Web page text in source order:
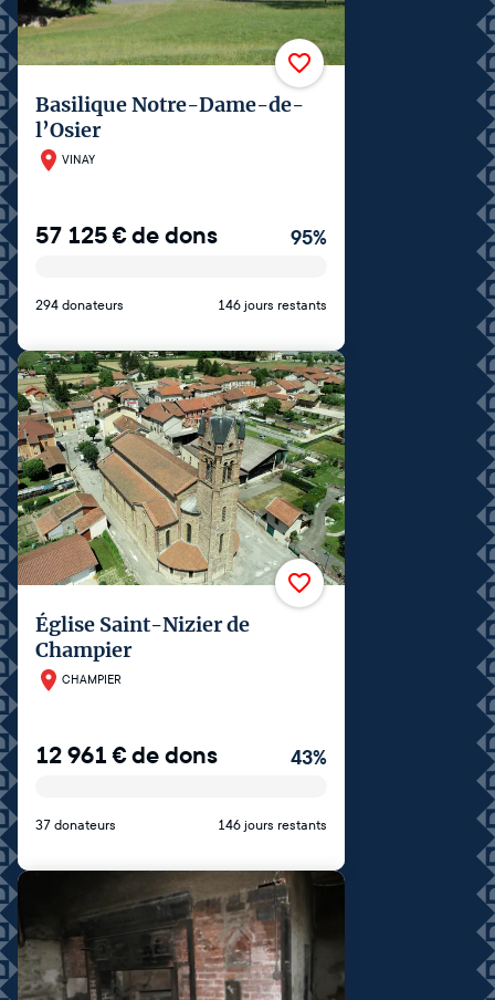
Basilique Notre-Dame-de-
l’Osier
VINAY
57 125€de dons 95%
294 donateurs 146 jours restants
Église Saint-Nizier de
Champier
CHAMPIER
12 961€de dons 43%
37 donateurs 146 jours restants